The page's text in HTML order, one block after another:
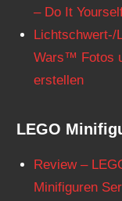
– Do It
Lichtschwert-/
Wars™ Fotos
erstellen
LEGO
Review –
Minifiguren